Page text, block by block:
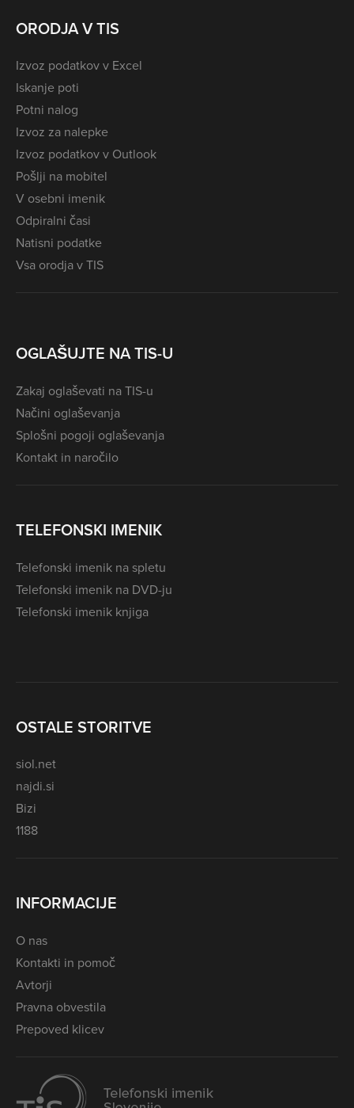
ORODJA V TIS
Izvoz podatkov v Excel
Iskanje poti
Potni nalog
Izvoz za nalepke
Izvoz podatkov v Outlook
Pošlji na mobitel
V osebni imenik
Odpiralni časi
Natisni podatke
Vsa orodja v TIS
OGLAŠUJTE NA TIS-U
Zakaj oglaševati na TIS-u
Načini oglaševanja
Splošni pogoji oglaševanja
Kontakt in naročilo
TELEFONSKI IMENIK
Telefonski imenik na spletu
Telefonski imenik na DVD-ju
Telefonski imenik knjiga
OSTALE STORITVE
siol.net
najdi.si
Bizi
1188
INFORMACIJE
O nas
Kontakti in pomoč
Avtorji
Pravna obvestila
Prepoved klicev